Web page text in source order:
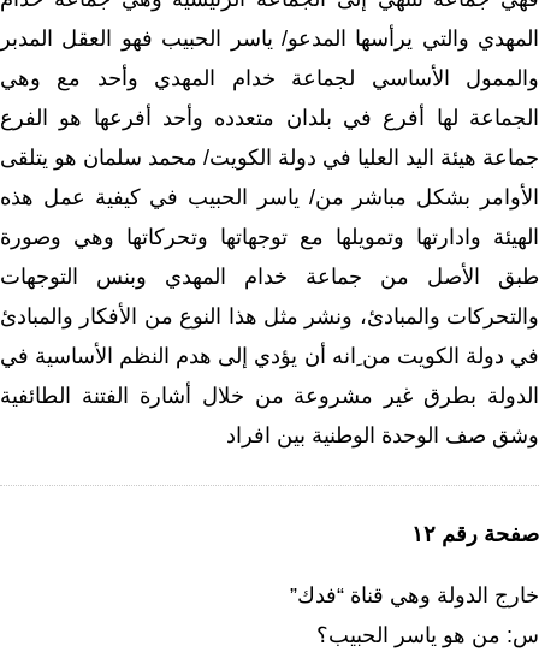
المهدي والتي يرأسها المدعو/ ياسر الحبيب فهو العقل المدبر
والممول الأساسي لجماعة خدام المهدي وأحد مع وهي
الجماعة لها أفرع في بلدان متعدده وأحد أفرعها هو الفرع
جماعة هيئة اليد العليا في دولة الكويت/ محمد سلمان هو يتلقى
الأوامر بشكل مباشر من/ ياسر الحبيب في كيفية عمل هذه
الهيئة وادارتها وتمويلها مع توجهاتها وتحركاتها وهي وصورة
طبق الأصل من جماعة خدام المهدي وبنس التوجهات
والتحركات والمبادئ، ونشر مثل هذا النوع من الأفكار والمبادئ
في دولة الكويت من ِانه أن يؤدي إلى هدم النظم الأساسية في
الدولة بطرق غير مشروعة من خلال أشارة الفتنة الطائفية
وشق صف الوحدة الوطنية بين افراد
صفحة رقم ١٢
خارج الدولة وهي قناة “فدك”
س: من هو ياسر الحبيب؟